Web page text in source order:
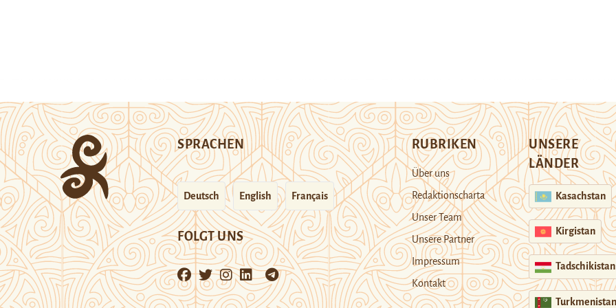
SPRACHEN
Deutsch English Français
FOLGT UNS
RUBRIKEN
Über uns
Redaktionscharta
Unser Team
Unsere Partner
Impressum
Kontakt
UNSERE
LÄNDER
Kasachstan
Kirgistan
Tadschikistan